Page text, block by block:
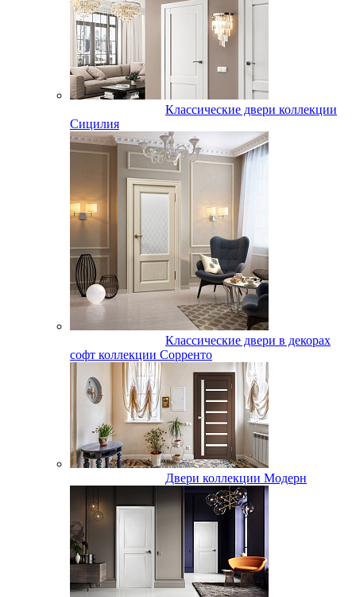
Классические двери коллекции
Сицилия
Классические двери в декорах
софт коллекции Сорренто
Двери коллекции Модерн